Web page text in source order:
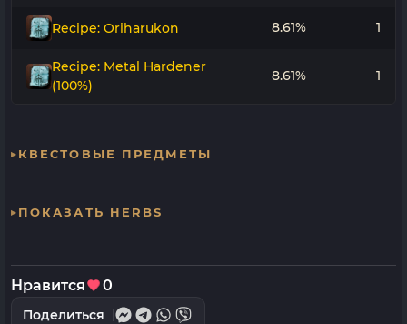
Recipe: Oriharukon 8.61% 1
Recipe: Metal Hardener
(100%)
8.61% 1
КВЕСТОВЫЕ ПРЕДМЕТЫ
ПОКАЗАТЬ HERBS
Нравится 0
Поделиться